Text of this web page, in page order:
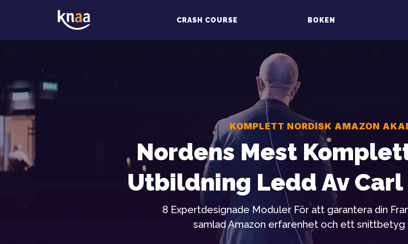
CRASH COURSE BOKEN
KOMPLETT NORDISK AMAZON
Nordens Mest
Utbildning Ledd Av
8 Expertdesignade Moduler För att garantera din
samlad Amazon erfarenhet och ett snittbetyg